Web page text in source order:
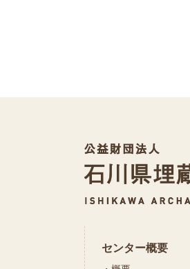
センター概要